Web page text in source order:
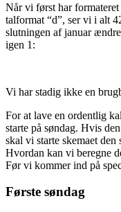
Når vi først har
talformat “d”, ser vi i alt
slutningen af januar
igen 1:
Vi har stadig ikke en
For at lave en ordentlig
starte på søndag. Hvis
skal vi starte skemaet den
Hvordan kan vi beregne
Før vi kommer ind på
Første søndag